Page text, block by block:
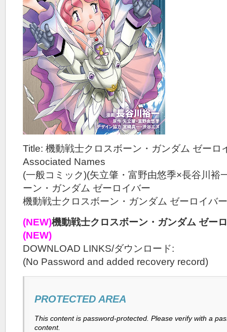
Title: 機動戦士クロスボーン・ガンダム ゼーロ
Associated Names
(一般コミック)(矢立肇・富野由悠季×長谷川裕
ーン・ガンダム ゼーロイバー
機動戦士クロスボーン・ガンダム ゼーロイバー
(NEW)機動戦士クロスボーン・ガンダム ゼー
(NEW)
DOWNLOAD LINKS/ダウンロード:
(No Password and added recovery record)
PROTECTED AREA
This content is password-protected. Please verify with a
content.